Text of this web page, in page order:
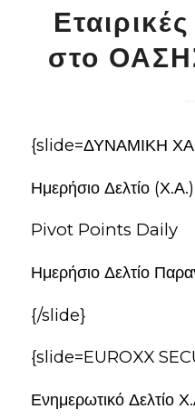
στο
{slide=ΔΥΝΑΜΙΚΗ
Ημερήσιο Δελτίο (Χ.Α.)
Pivot Points Daily
Ημερήσιο Δελτίο
{/slide}
{slide=EUROXX
Ενημερωτικό Δελτίο